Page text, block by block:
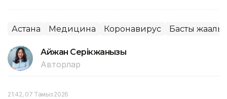
Астана Медицина Коронавирус Басты
Айжан Серікжанқызы
Авторлар
21:42, 07 Тамыз 2026